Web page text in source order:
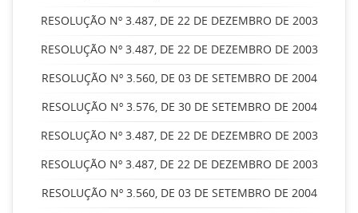
RESOLUÇÃO Nº 3.487, DE 22 DE DEZEMBRO DE 2003
RESOLUÇÃO Nº 3.487, DE 22 DE DEZEMBRO DE 2003
RESOLUÇÃO Nº 3.560, DE 03 DE SETEMBRO DE 2004
RESOLUÇÃO Nº 3.576, DE 30 DE SETEMBRO DE 2004
RESOLUÇÃO Nº 3.487, DE 22 DE DEZEMBRO DE 2003
RESOLUÇÃO Nº 3.487, DE 22 DE DEZEMBRO DE 2003
RESOLUÇÃO Nº 3.560, DE 03 DE SETEMBRO DE 2004